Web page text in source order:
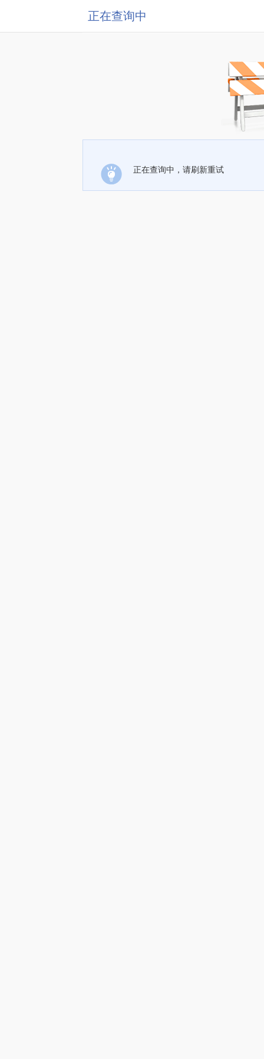
正在查询中
正在查询中，请刷新重试